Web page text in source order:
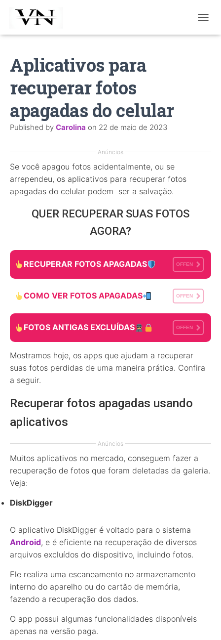
O
Aplicativos para
recuperar fotos
apagadas do celular
Published by Carolina on 22 de maio de 2023
Anúncios
Se você apagou fotos acidentalmente, ou se
arrependeu, os aplicativos para recuperar fotos
apagadas do celular podem ser a salvação.
QUER RECUPERAR SUAS FOTOS
AGORA?
RECUPERAR FOTOS APAGADAS OFFEN
COMO VER FOTOS APAGADAS OFFEN
FOTOS ANTIGAS EXCLUÍDAS OFFEN
Mostramos hoje, os apps que ajudam a recuperar
suas fotos perdidas de uma maneira prática. Confira
a seguir.
Recuperar fotos apagadas usando
aplicativos
Anúncios
Muitos aplicativos no mercado, conseguem fazer a
recuperação de fotos que foram deletadas da galeria.
Veja:
DiskDigger
O aplicativo DiskDigger é voltado para o sistema
Android, e é eficiente na recuperação de diversos
arquivos excluídos do dispositivo, incluindo fotos.
Ele realiza uma escaneamento no armazenamento
interno do aparelho ou do cartão de memória,
fazendo a recuperação dos dados.
O app possui algumas funcionalidades disponíveis
apenas na versão paga.